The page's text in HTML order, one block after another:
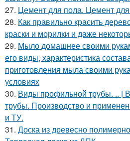
27. Цемент для пола. Цемент
28. Как правильно красить
краски и морилки и даже
29. Мыло домашнее своими
его виды, характеристика
приготовления мыла своими
условиях
30. Виды профильной трубы. .. |
трубы. Производство и
и ТУ.
31. Доска из древесно